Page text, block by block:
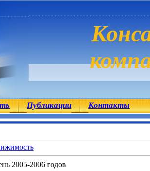
Публикации Контакты
2005-2006 годов